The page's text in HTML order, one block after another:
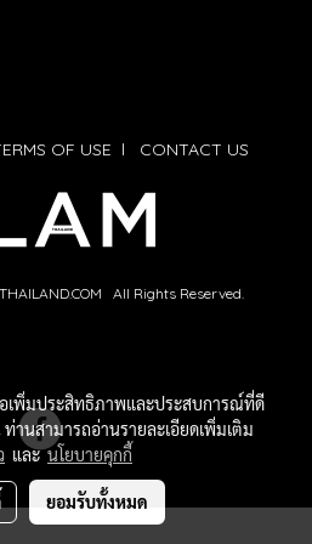
OF USE l CONTACT US
All Rights Reserved.
อเพิ่มประสิทธิภาพและประสบการณ์ที่ดี
ท่านสามารถอ่านรายละเอียดเพิ่มเติม
และนโยบายคุกกี้
ยอมรับทั้งหมด